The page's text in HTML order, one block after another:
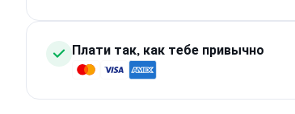
Плати так, как тебе привычно